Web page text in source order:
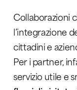
Collaborazioni
l’integrazione
cittadini e
Per i partner,
servizio utile e